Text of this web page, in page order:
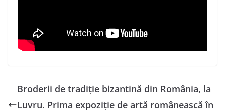
Broderii de tradiţie bizantină din România, la
Luvru. Prima expoziţie de artă românească în